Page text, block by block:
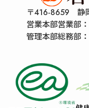
〒416-8659 静
営業本部営業部：
管理本部総務部：